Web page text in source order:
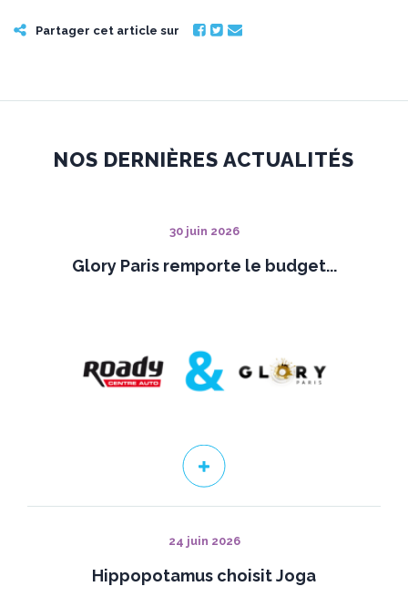
Partager cet article sur
NOS DERNIÈRES ACTUALITÉS
30 juin 2026
Glory Paris remporte le budget...
24 juin 2026
Hippopotamus choisit Joga